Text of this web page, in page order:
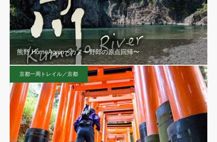
熊野 HomeAgain〜カヌー野郎の原点回帰〜
京都一周トレイル／京都